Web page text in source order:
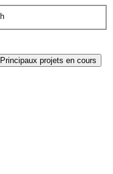
Principaux projets en cours